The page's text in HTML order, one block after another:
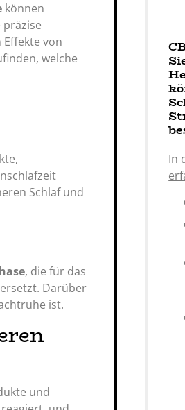
können
präzise
von
welche
Schlaf und
, die für das
Darüber
ist.
und
In